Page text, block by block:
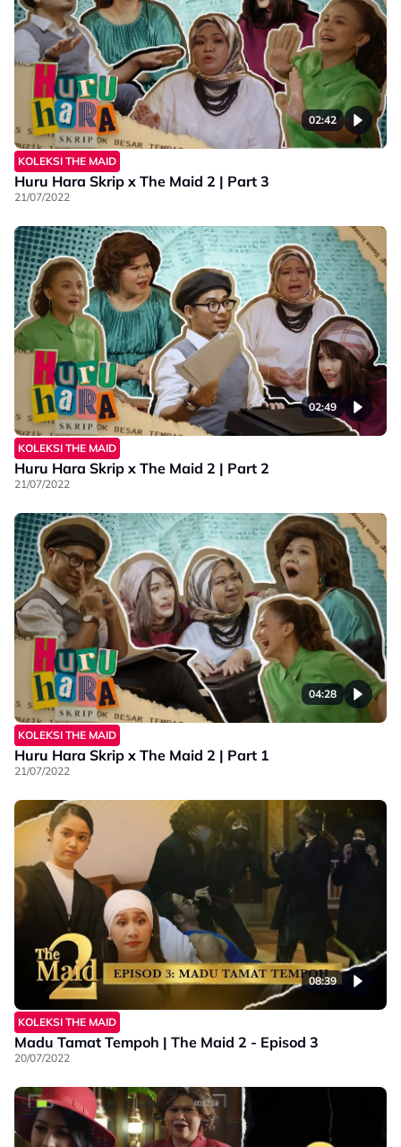
02:42
KOLEKSI THE MAID
Huru Hara Skrip x The Maid 2 | Part 3
21/07/2022
02:49
KOLEKSI THE MAID
Huru Hara Skrip x The Maid 2 | Part 2
21/07/2022
04:28
KOLEKSI THE MAID
Huru Hara Skrip x The Maid 2 | Part 1
21/07/2022
08:39
KOLEKSI THE MAID
Madu Tamat Tempoh | The Maid 2 - Episod 3
20/07/2022